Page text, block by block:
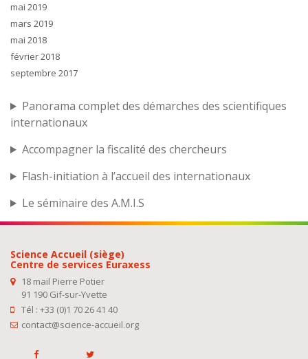
mai 2019
mars 2019
mai 2018
février 2018
septembre 2017
Panorama complet des démarches des scientifiques
internationaux
Accompagner la fiscalité des chercheurs
Flash-initiation à l’accueil des internationaux
Le séminaire des A.M.I.S
Science Accueil (siège)
Centre de services Euraxess
18 mail Pierre Potier
91 190 Gif-sur-Yvette
Tél : +33 (0)1 70 26 41 40
contact@science-accueil.org